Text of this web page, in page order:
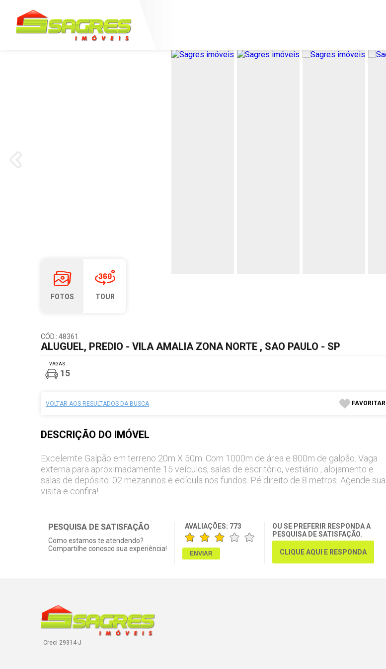
FOTOS TOUR
CÓD.: 48361
ALUGUEL, PREDIO - VILA AMALIA ZONA NORTE , SAO PAULO - SP
VAGAS
15
VOLTAR AOS RESULTADOS DA BUSCA FAVORITAR
DESCRIÇÃO DO IMÓVEL
Excelemte Galpão em terreno 20m X 50m. Com 1000m de área e 800m de galpão. Vaga
externa para aproximadamente 15 veículos, salas de escritório, vestiário , alojamento e
salas de depósito. 02 mezaninos e edícula nos fundos. Pé direito de 8 metros. Agende sua
visita e confira!
PESQUISA DE SATISFAÇÃO
Como estamos te atendendo?
Compartilhe conosco sua experiência!
AVALIAÇÕES: 773
OU SE PREFERIR RESPONDA A
PESQUISA DE SATISFAÇÃO.
CLIQUE AQUI E RESPONDA
Creci 29314-J